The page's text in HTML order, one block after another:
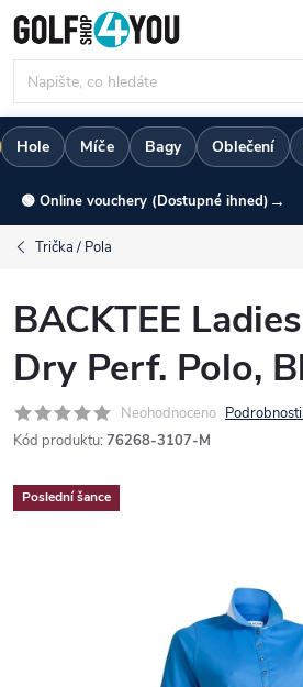
Přejít
na
obsah
Hole Míče Bagy Oblečení
🟢 Online vouchery (Dostupné ihned) →
Trička / Pola
BACKTEE
Dry Perf. Polo,
Neohodnoceno
Kód produktu: 76268-3107-M
Poslední šance